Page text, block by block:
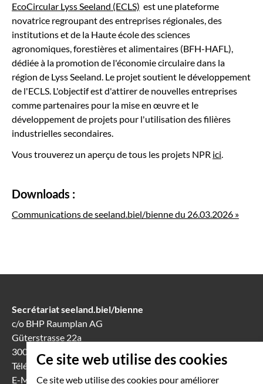
Ce site web utilise des cookies
Ce site web utilise des cookies pour améliorer
EcoCircular Lyss Seeland (ECLS) est une plateforme
novatrice regroupant des entreprises régionales, des
institutions et de la Haute école des sciences
agronomiques, forestières et alimentaires (BFH-HAFL),
dédiée à la promotion de l'économie circulaire dans la
région de Lyss Seeland. Le projet soutient le développement
de l'ECLS. L'objectif est d'attirer de nouvelles entreprises
comme partenaires pour la mise en œuvre et le
développement de projets pour l'utilisation des filières
industrielles secondaires.
Vous trouverez un aperçu de tous les projets NPR ici.
Downloads :
Communications de seeland.biel/bienne du 26.03.2026 »
Secrétariat seeland.biel/bienne
c/o BHP Raumplan AG
Güterstrasse 22a
3008 Berne
Téléphone 031 388 60 60
E-Mail
info(at)seeland-biel-bienne.ch